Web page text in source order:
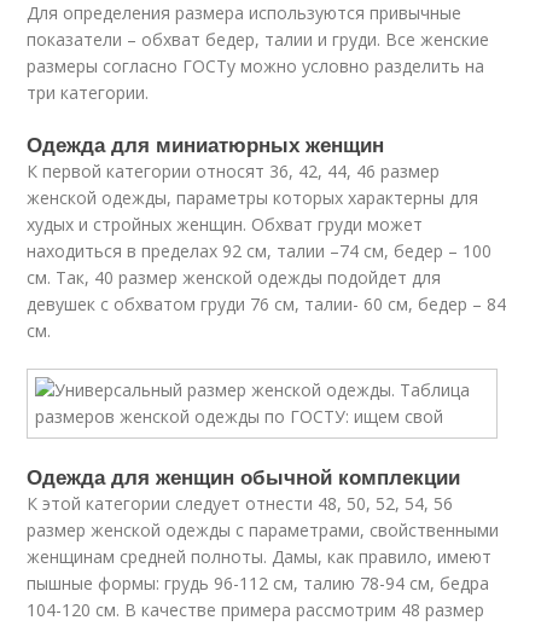
Для определения размера используются привычные
показатели – обхват бедер, талии и груди. Все женские
размеры согласно ГОСТу можно условно разделить на
три категории.
Одежда для миниатюрных женщин
К первой категории относят 36, 42, 44, 46 размер
женской одежды, параметры которых характерны для
худых и стройных женщин. Обхват груди может
находиться в пределах 92 см, талии –74 см, бедер – 100
см. Так, 40 размер женской одежды подойдет для
девушек с обхватом груди 76 см, талии- 60 см, бедер – 84
см.
Одежда для женщин обычной комплекции
К этой категории следует отнести 48, 50, 52, 54, 56
размер женской одежды с параметрами, свойственными
женщинам средней полноты. Дамы, как правило, имеют
пышные формы: грудь 96-112 см, талию 78-94 см, бедра
104-120 см. В качестве примера рассмотрим 48 размер